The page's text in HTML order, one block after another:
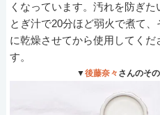
くなっています。汚れを防ぎ
とぎ汁で20分ほど弱火で煮て
に乾燥させてから使用してく
す。
▼後藤奈々 さんのそ